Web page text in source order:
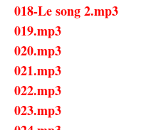
018-Le song 2.mp3
019.mp3
020.mp3
021.mp3
022.mp3
023.mp3